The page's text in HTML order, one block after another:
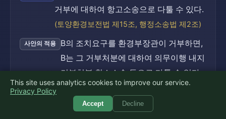
거부에 대하여 항고소송으로 다툴 수 있다.
(토양환경보전법 제15조, 행정소송법 제2조)
사안의 적용
B의 조치요구를 환경부장관이 거부하면,
B는 그 거부처분에 대하여 의무이행 내지
거부처분 취소소송 등으로 다툴 수 있다.
결국 B에게 조치요구권이 인정된다.
B는 조치요구권을 가지며 거부 시 항고소송으
This site uses analytics cookies to improve our service.
Privacy Policy
Accept Decline